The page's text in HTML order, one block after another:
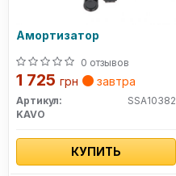
Амортизатор
0 отзывов
1 725 грн завтра
Артикул:
SSA10382
KAVO
КУПИТЬ